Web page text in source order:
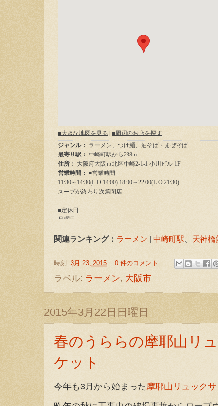
関連ランキング： ラーメン | 中崎町駅 天神橋
時刻: 3月 23, 2015 0 件のコメント:
ラベル: ラーメン, 大阪市
2015年3月22日日曜日
春のうららの摩耶山リ
ケット
今年も3月から始まった摩耶山リュック